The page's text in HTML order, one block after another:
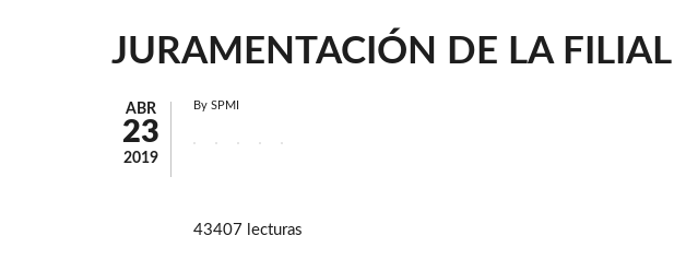
JURAMENTACIÓN DE LA
ABR
23
2019
By SPMI
43407 lecturas